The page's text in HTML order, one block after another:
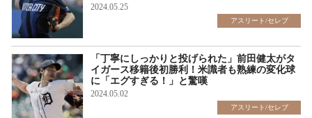
2024.05.25
アスリート/セレブ
「丁寧にしっかりと投げられた」前田健太がタ
イガース移籍後初勝利！米識者も熟練の変化球
に「エグすぎる！」と驚嘆
2024.05.02
アスリート/セレブ